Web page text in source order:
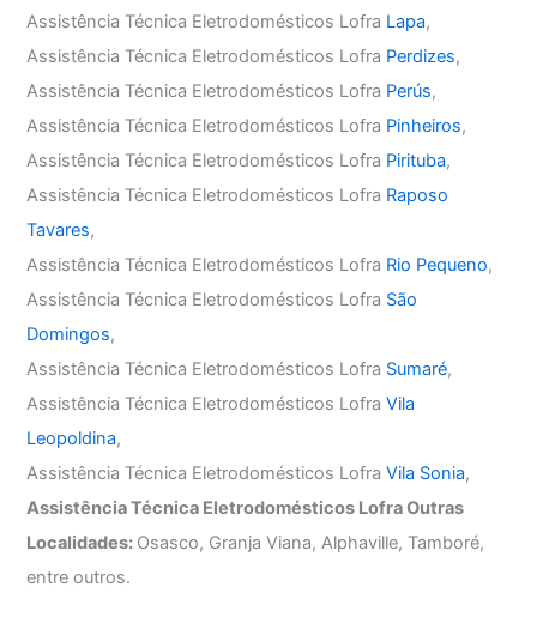
Assistência Técnica Eletrodomésticos Lofra Lapa,
Assistência Técnica Eletrodomésticos Lofra Perdizes,
Assistência Técnica Eletrodomésticos Lofra Perús,
Assistência Técnica Eletrodomésticos Lofra Pinheiros,
Assistência Técnica Eletrodomésticos Lofra Pirituba,
Assistência Técnica Eletrodomésticos Lofra Raposo
Tavares,
Assistência Técnica Eletrodomésticos Lofra Rio Pequeno,
Assistência Técnica Eletrodomésticos Lofra São
Domingos,
Assistência Técnica Eletrodomésticos Lofra Sumaré,
Assistência Técnica Eletrodomésticos LofraVila
Leopoldina,
Assistência Técnica Eletrodomésticos LofraVila Sonia,
Assistência Técnica Eletrodomésticos Lofra Outras
Localidades: Osasco, Granja Viana, Alphaville, Tamboré,
entre outros.